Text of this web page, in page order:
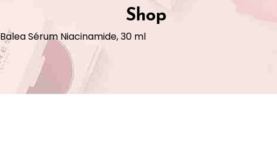
Shop
Balea Sérum Niacinamide, 30 ml